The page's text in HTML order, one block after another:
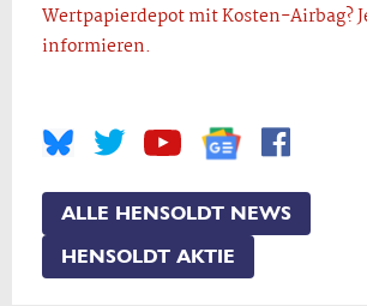
Wertpapierdepot mit Kosten-Airbag?
informieren.
ALLE HENSOLDT NEWS
HENSOLDT AKTIE